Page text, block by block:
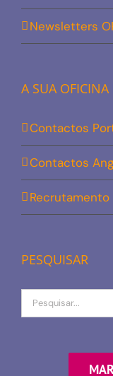
Newsletters
A SUA
Contactos
Contactos
Recrutamento
PESQUISAR
Procurar
por